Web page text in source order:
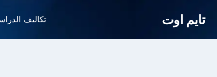
تايم اوت تكاليف